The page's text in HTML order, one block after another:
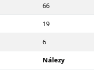
66
19
6
Nálezy